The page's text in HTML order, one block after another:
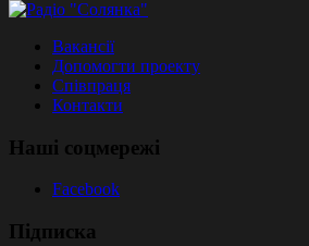
Вакансії
Допомогти проекту
Співпраця
Контакти
Наші соцмережі
Facebook
Підписка